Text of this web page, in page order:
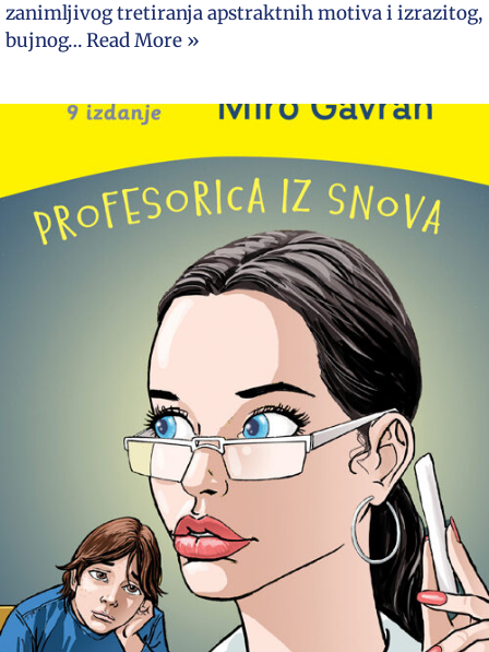
zanimljivog tretiranja apstraktnih motiva i izrazitog,
bujnog…Read More »